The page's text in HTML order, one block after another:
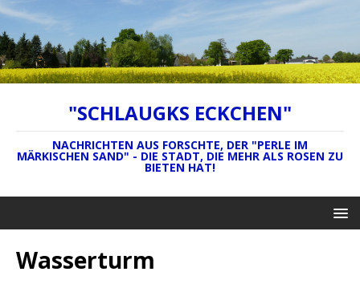
"SCHLAUGKS ECKCHEN"
NACHRICHTEN AUS FORSCHTE, DER "PERLE IM
MÄRKISCHEN SAND" - DIE STADT, DIE MEHR ALS ROSEN ZU
BIETEN HAT!
Wasserturm